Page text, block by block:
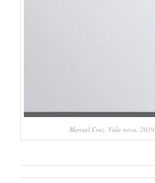
Manuel Cruz, Vida nova, 2019.